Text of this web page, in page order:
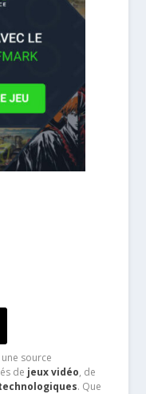
source
de jeux vidéo, de
. Que